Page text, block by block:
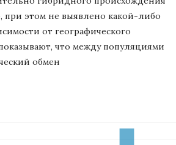
при этом не выявлено какой-либо
от географического
что между популяциями
обмен